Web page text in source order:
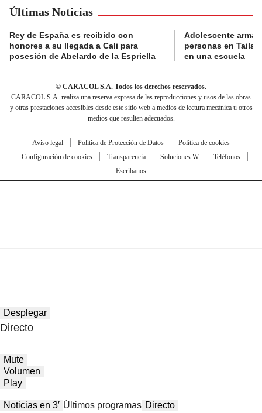
Últimas Noticias
Rey de España es recibido con
honores a su llegada a Cali para
posesión de Abelardo de la Espriella
Adolescente
personas en
en una escuela
© CARACOL S.A. Todos los derechos reservados.
CARACOL S.A. realiza una reserva expresa de las reproducciones y usos de las obras
y otras prestaciones accesibles desde este sitio web a medios de lectura mecánica u otros
medios que resulten adecuados.
Aviso legal Política de Protección de Datos
Política de cookies
Configuración de cookies
Transparencia Soluciones W
Teléfonos
Escríbanos
Desplegar
Directo
Mute
Volumen
Play
Noticias en 3′ Últimos programas Directo